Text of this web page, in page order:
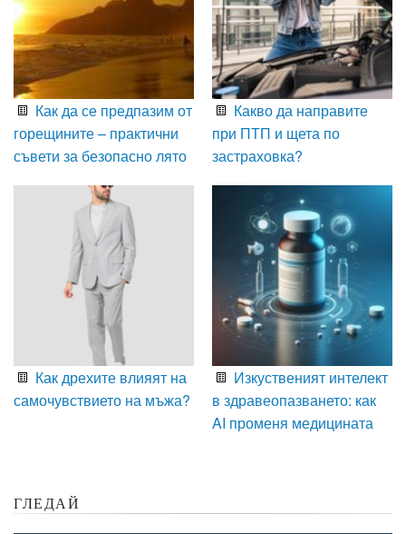
Как да се предпазим от
горещините – практични
съвети за безопасно лято
Какво да направите
при ПТП и щета по
застраховка?
Как дрехите влияят на
самочувствието на мъжа?
Изкуственият интелект
в здравеопазването: как
AI променя медицината
ГЛЕДАЙ